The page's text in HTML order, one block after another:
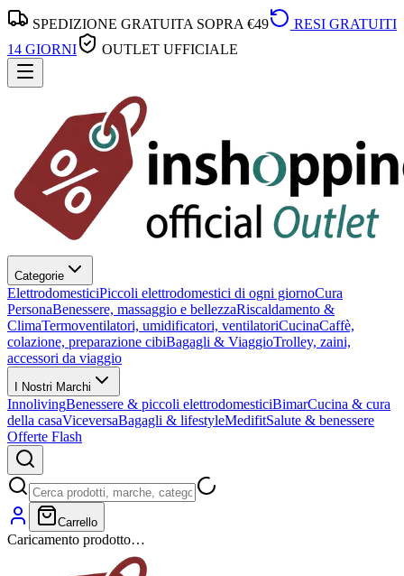
SPEDIZIONE GRATUITA SOPRA €49
RESI GRATUITI
14 GIORNI
OUTLET UFFICIALE
Categorie
ElettrodomesticiPiccoli elettrodomestici di ogni giornoCura
PersonaBenessere, massaggio e bellezzaRiscaldamento &
ClimaTermoventilatori, umidificatori, ventilatoriCucinaCaffè,
colazione, preparazione cibiBagagli & ViaggioTrolley, zaini,
accessori da viaggio
I Nostri Marchi
InnolivingBenessere & piccoli elettrodomesticiBimarCucina & cura
della casaViceversaBagagli & lifestyleMedifitSalute & benessere
Offerte Flash
Carrello
Caricamento prodotto…